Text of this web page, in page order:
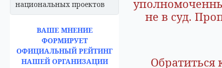
национальных проектов
ВАШЕ МНЕНИЕ
ФОРМИРУЕТ
ОФИЦИАЛЬНЫЙ РЕЙТИНГ
НАШЕЙ ОРГАНИЗАЦИИ
не в суд.